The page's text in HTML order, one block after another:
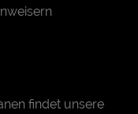
findet unsere